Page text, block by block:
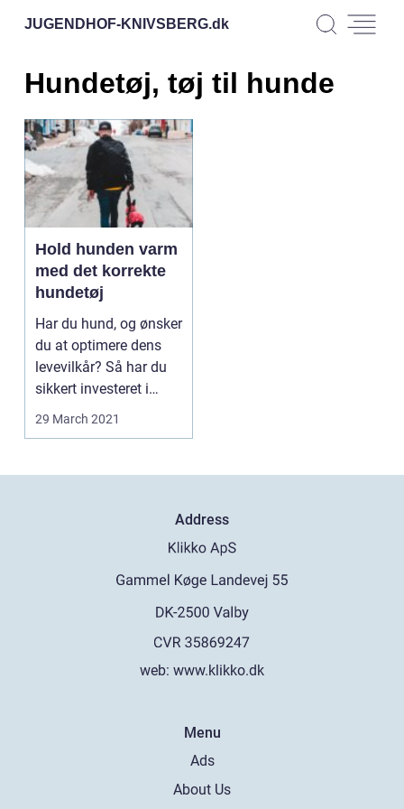
JUGENDHOF-KNIVSBERG.dk
Hundetøj, tøj til hunde
Hold hunden varm
med det korrekte
hundetøj
Har du hund, og ønsker
du at optimere dens
levevilkår? Så har du
sikkert investeret i
hundeseng, mad...
29 March 2021
Address
web: www.klikko.dk
Menu
Ads
About Us